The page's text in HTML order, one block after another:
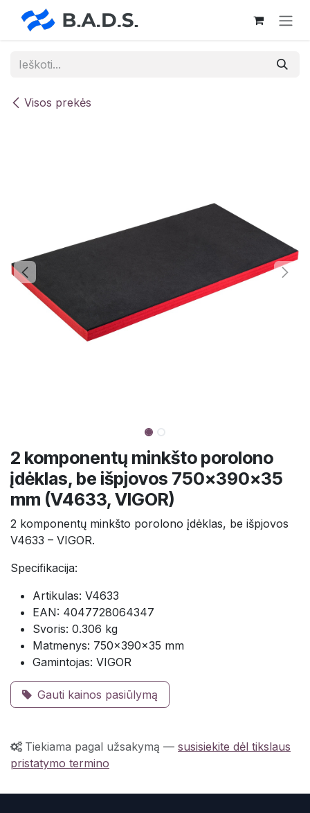
Skip to Content
Visos prekės
2 komponentų minkšto porolono
įdėklas, be išpjovos 750×390×35
mm (V4633, VIGOR)
2 komponentų minkšto porolono įdėklas, be išpjovos
V4633 – VIGOR.
Specifikacija:
Artikulas: V4633
EAN: 4047728064347
Svoris: 0.306 kg
Matmenys: 750×390×35 mm
Gamintojas: VIGOR
Gauti kainos pasiūlymą
Tiekiama pagal užsakymą — susisiekite dėl tikslaus
pristatymo termino